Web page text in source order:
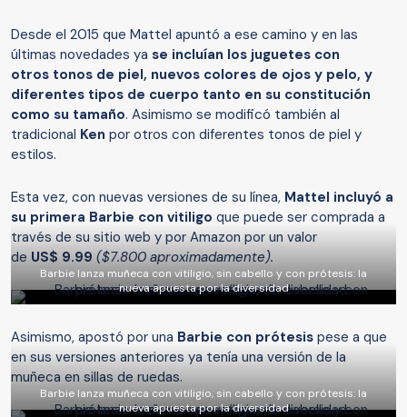
Desde el 2015 que Mattel apuntó a ese camino y en las
últimas novedades ya se incluían los juguetes con
otros tonos de piel, nuevos colores de ojos y pelo, y
diferentes tipos de cuerpo tanto en su constitución
como su tamaño. Asimismo se modificó también al
tradicional Ken por otros con diferentes tonos de piel y
estilos.
Esta vez, con nuevas versiones de su línea, Mattel incluyó a
su primera Barbie con vitiligo que puede ser comprada a
través de su sitio web y por Amazon por un valor
de US$ 9.99 ($7.800 aproximadamente).
Barbie lanza muñeca con vitiligio, sin cabello y con prótesis: la
nueva apuesta por la diversidad
Asimismo, apostó por una Barbie con prótesis pese a que
en sus versiones anteriores ya tenía una versión de la
muñeca en sillas de ruedas.
Barbie lanza muñeca con vitiligio, sin cabello y con prótesis: la
nueva apuesta por la diversidad